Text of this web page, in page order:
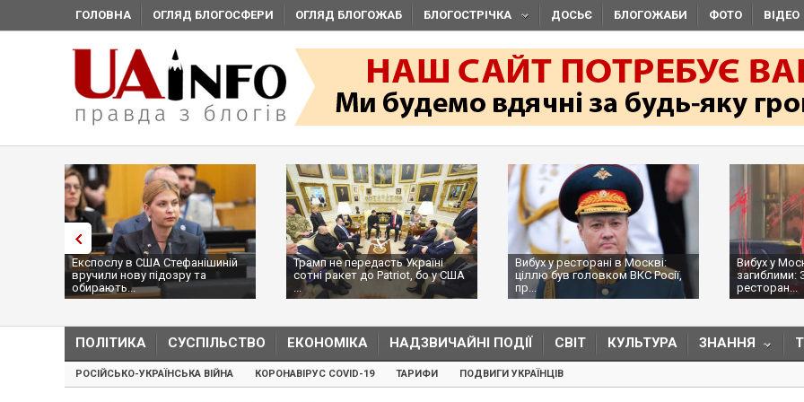
ГОЛОВНА ОГЛЯД БЛОГОСФЕРИ ОГЛЯД БЛОГОЖАБ БЛОГОСТРІЧКА ДОСЬЄ БЛОГОЖАБИ ФОТО ВІДЕО
Експослу в США Стефанішиній
вручили нову підозру та
обирають...
Трамп не передасть Україні
сотні ракет до Patriot, бо у США
...
Вибух у ресторані в Москві:
ціллю був головком ВКС Росії,
пр...
Вибух у
загиблими:
ресторан...
ПОЛІТИКА СУСПІЛЬСТВО ЕКОНОМІКА НАДЗВИЧАЙНІ ПОДІЇ СВІТ КУЛЬТУРА ЗНАННЯ
РОСІЙСЬКО-УКРАЇНСЬКА ВІЙНА КОРОНАВІРУС COVID-19 ТАРИФИ ПОДВИГИ УКРАЇНЦІВ